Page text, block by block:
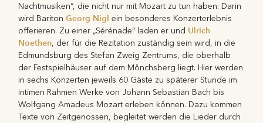
Nachtmusiken“, die nicht nur mit Mozart zu tun haben: Darin
wird BaritonGeorg Nigl ein besonderes Konzerterlebnis
offerieren. Zu einer „Sérénade“ laden er und Ulrich
Noethen, der für die Rezitation zuständig sein wird, in die
Edmundsburg des Stefan Zweig Zentrums, die oberhalb
der Festspielhäuser auf dem Mönchsberg liegt. Hier werden
in sechs Konzerten jeweils 60 Gäste zu späterer Stunde im
intimen Rahmen Werke von Johann Sebastian Bach bis
Wolfgang Amadeus Mozart erleben können. Dazu kommen
Texte von Zeitgenossen, begleitet werden die Lieder durch